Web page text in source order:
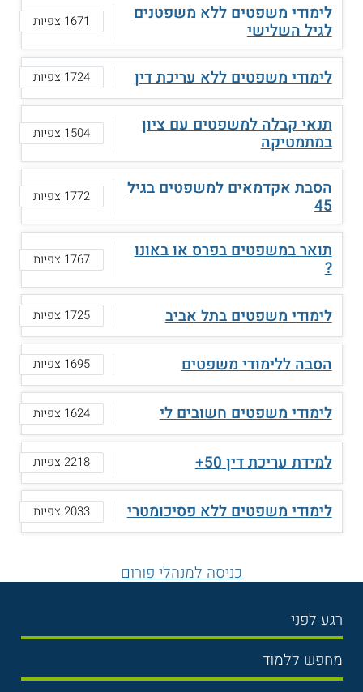
לימודי משפטים ללא משפטנים
לגיל השלישי 1671 צפיות
לימודי משפטים ללא עריכת דין 1724 צפיות
תנאי קבלה למשפטים עם ציון
במתמטיקה 1504 צפיות
הסבת אקדמאים למשפטים בגיל
45 1772 צפיות
תואר במשפטים בפרס או באונו
? 1767 צפיות
לימודי משפטים בתל אביב 1725 צפיות
הסבה ללימודי משפטים 1695 צפיות
לימודי משפטים חשובים לי 1624 צפיות
למידת עריכת דין 50+ 2218 צפיות
לימודי משפטים ללא פסיכומטרי 2033 צפיות
כניסה למנהלי פורום
רגע לפני
בחירת לימודים
תנאי קבלה
מחפש ללמוד